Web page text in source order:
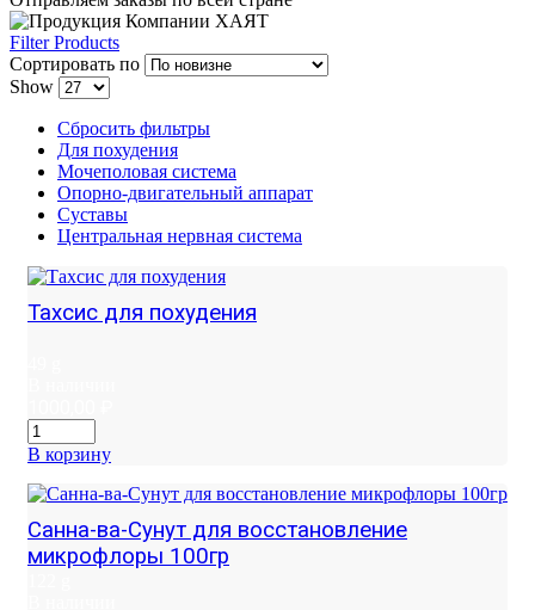
Filter Products
Сортировать по
Show
Сбросить фильтры
Для похудения
Мочеполовая система
Опорно-двигательный аппарат
Суставы
Центральная нервная система
Тахсис для похудения
В корзину
Санна-ва-Сунут для восстановление
микрофлоры 100гр